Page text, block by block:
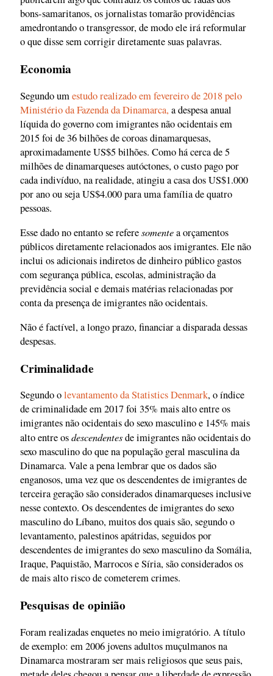
bons-samaritanos, os jornalistas tomarão providências
amedrontando o transgressor, de modo ele irá reformular
o que disse sem corrigir diretamente suas palavras.
Economia
Segundo umestudo realizado em fevereiro de 2018 pelo
Ministério da Fazenda da Dinamarca, a despesa anual
líquida do governo com imigrantes não ocidentais em
2015 foi de 36 bilhões de coroas dinamarquesas,
aproximadamente US$5 bilhões. Como há cerca de 5
milhões de dinamarqueses autóctones, o custo pago por
cada indivíduo, na realidade, atingiu a casa dos US$1.000
por ano ou seja US$4.000 para uma família de quatro
pessoas.
Esse dado no entanto se referesomentea orçamentos
públicos diretamente relacionados aos imigrantes. Ele não
inclui os adicionais indiretos de dinheiro público gastos
com segurança pública, escolas, administração da
previdência social e demais matérias relacionadas por
conta da presença de imigrantes não ocidentais.
Não é factível, a longo prazo, financiar a disparada dessas
despesas.
Criminalidade
Segundo olevantamento da Statistics Denmark, o índice
de criminalidade em 2017 foi 35% mais alto entre os
imigrantes não ocidentais do sexo masculino e 145% mais
alto entre osdescendentesde imigrantes não ocidentais do
sexo masculino do que na população geral masculina da
Dinamarca. Vale a pena lembrar que os dados são
enganosos, uma vez que os descendentes de imigrantes de
terceira geração são considerados dinamarqueses inclusive
nesse contexto. Os descendentes de imigrantes do sexo
masculino do Líbano, muitos dos quais são, segundo o
levantamento, palestinos apátridas, seguidos por
descendentes de imigrantes do sexo masculino da Somália,
Iraque, Paquistão, Marrocos e Síria, são considerados os
de mais alto risco de cometerem crimes.
Pesquisas de opinião
Foram realizadas enquetes no meio imigratório. A título
de exemplo: em 2006 jovens adultos muçulmanos na
Dinamarca mostraram ser mais religiosos que seus pais,